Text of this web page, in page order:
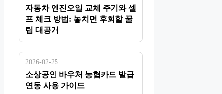
자동차 엔진오일 교체 주기와 셀
프 체크 방법: 놓치면 후회할 꿀
팁 대공개
2026-02-25
소상공인 바우처 농협카드 발급
연동 사용 가이드